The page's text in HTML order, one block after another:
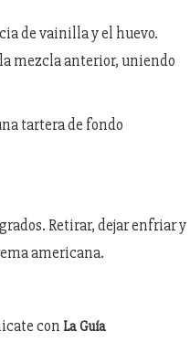
de vainilla y el huevo.
mezcla anterior, uniendo
tartera de fondo
Retirar, dejar enfriar y
americana.
con La Guía